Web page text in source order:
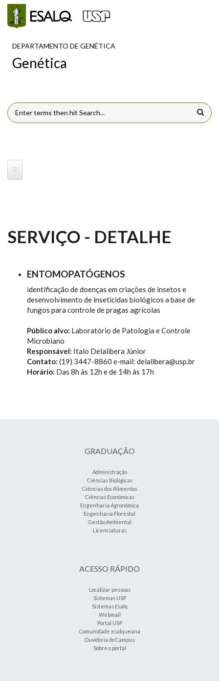
Pular para o conteúdo principal
DEPARTAMENTO DE GENÉTICA
Genética
FORMULÁRIO DE BUSCA
SERVIÇO - DETALHE
ENTOMOPATÓGENOS
identificação de doenças em criações de insetos e
desenvolvimento de inseticidas biológicos a base de
fungos para controle de pragas agrícolas
Público alvo: Laboratório de Patologia e Controle
Microbiano
Responsável: Italo Delalibera Júnior
Contato: (19) 3447-8860 e-mail: delalibera@usp.br
Horário: Das 8h às 12h e de 14h às 17h
GRADUAÇÃO
Administração
Ciências Biológicas
Ciências dos Alimentos
Ciências Econômicas
Engenharia Agronômica
Engenharia Florestal
Gestão Ambiental
Licenciaturas
ACESSO RÁPIDO
Localizar pessoas
Sistemas USP
Sistemas Esalq
Webmail
Portal USP
Comunidade esalqueana
Ouvidoria do Campus
Sobre o portal